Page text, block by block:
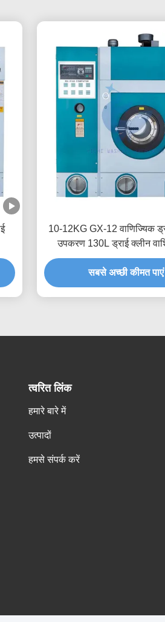
10-12KG GX-12 वाणिज्यिक
उपकरण 130L ड्राई क्लीन
सबसे अच्छी कीमत पाएं
त्वरित लिंक
हमारे बारे में
उत्पादों
हमसे संपर्क करें